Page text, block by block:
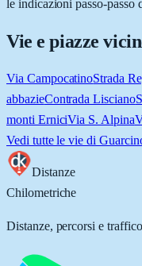
le indicazioni passo-passo
Vie e piazze
Via CampocatinoStrada
abbazieContrada Lisciano
monti ErniciVia S. Alpina
Vedi tutte le vie di
Distanze
Chilometriche
Distanze, percorsi e